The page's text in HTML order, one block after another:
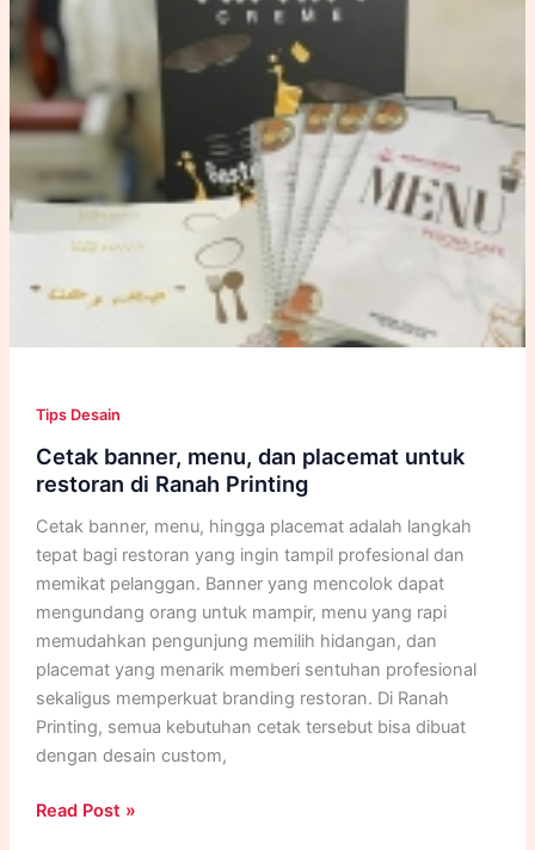
Tips Desain
Cetak banner, menu, dan placemat untuk
restoran di Ranah Printing
Cetak banner, menu, hingga placemat adalah langkah
tepat bagi restoran yang ingin tampil profesional dan
memikat pelanggan. Banner yang mencolok dapat
mengundang orang untuk mampir, menu yang rapi
memudahkan pengunjung memilih hidangan, dan
placemat yang menarik memberi sentuhan profesional
sekaligus memperkuat branding restoran. Di Ranah
Printing, semua kebutuhan cetak tersebut bisa dibuat
dengan desain custom,
Cetak
Read Post »